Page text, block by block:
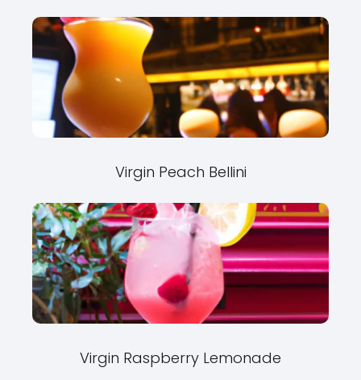
Virgin Peach Bellini
Virgin Raspberry Lemonade